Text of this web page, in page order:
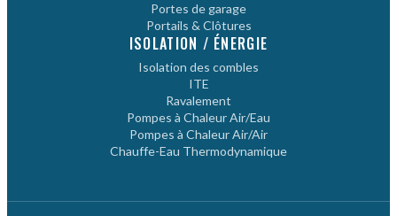
Portes de garage
Portails & Clôtures
ISOLATION / ÉNERGIE
Isolation des combles
ITE
Ravalement
Pompes à Chaleur Air/Eau
Pompes à Chaleur Air/Air
Chauffe-Eau Thermodynamique